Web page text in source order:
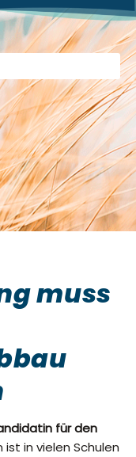
muss
für den
ist in vielen Schulen